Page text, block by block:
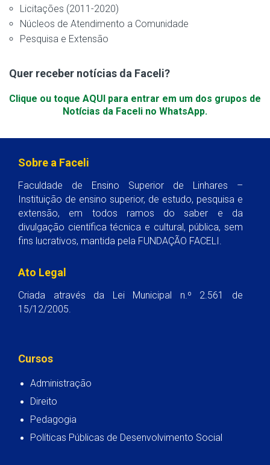
Licitações (2011-2020)
Núcleos de Atendimento a Comunidade
Pesquisa e Extensão
Quer receber notícias da Faceli?
Clique ou toque AQUI para entrar em um dos grupos de
Notícias da Faceli no WhatsApp.
Sobre a Faceli
Faculdade de Ensino Superior de Linhares –
Instituição de ensino superior, de estudo, pesquisa e
extensão, em todos ramos do saber e da
divulgação científica técnica e cultural, pública, sem
fins lucrativos, mantida pela FUNDAÇÃO FACELI.
Ato Legal
Criada através da Lei Municipal n.º 2.561 de
15/12/2005.
Cursos
Administração
Direito
Pedagogia
Políticas Públicas de Desenvolvimento Social